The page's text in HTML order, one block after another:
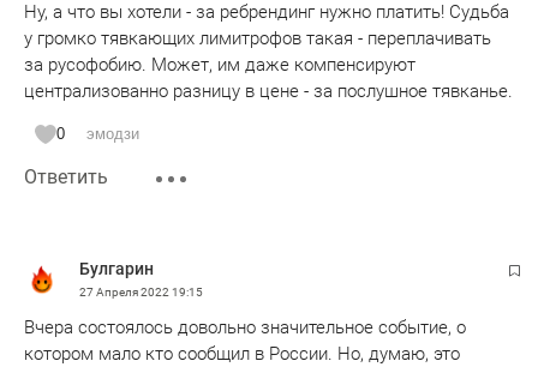
Ну, а что вы хотели - за ребрендинг нужно платить! Судьба
у громко тявкающих лимитрофов такая - переплачивать
за русофобию. Может, им даже компенсируют
централизованно разницу в цене - за послушное тявканье.
0 эмодзи
Ответить
Булгарин
27 Апреля 2022 19:15
Вчера состоялось довольно значительное событие, о
котором мало кто сообщил в России. Но, думаю, это